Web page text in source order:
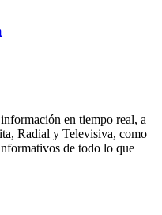
en tiempo real, a
Radial y Televisiva, como
de todo lo que